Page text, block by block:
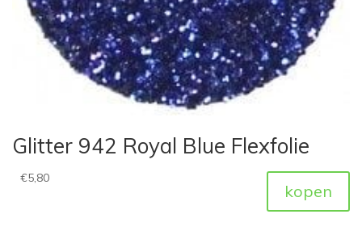
Glitter 942 Royal Blue Flexfolie
€5,80
kopen